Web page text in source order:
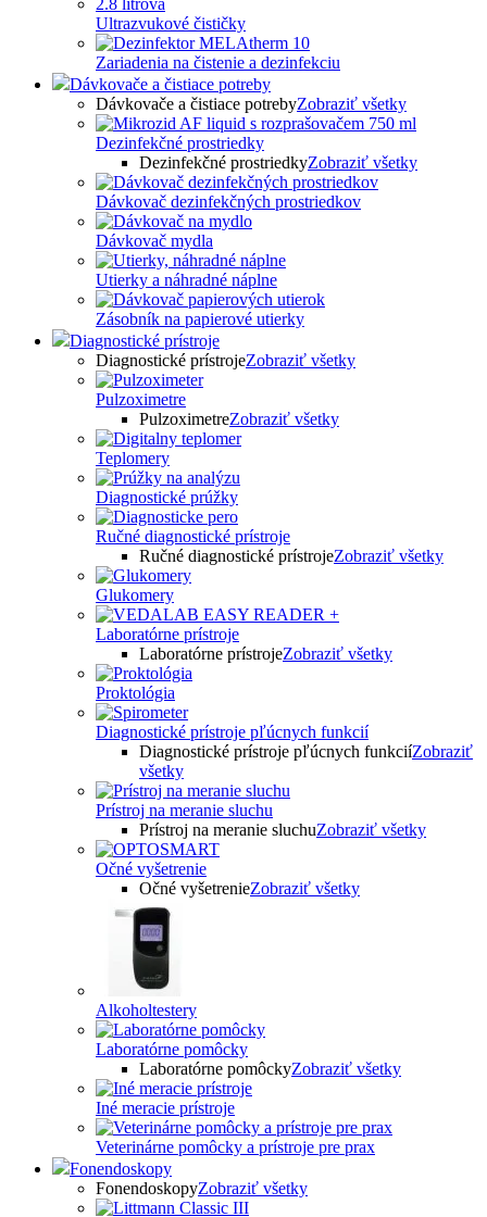
Ultrazvukové čističky
Zariadenia na čistenie a dezinfekciu
Dávkovače a čistiace potreby
Dávkovače a čistiace potrebyZobraziť všetky
Dezinfekčné prostriedky
Dezinfekčné prostriedkyZobraziť všetky
Dávkovač dezinfekčných prostriedkov
Dávkovač mydla
Utierky a náhradné náplne
Zásobník na papierové utierky
Diagnostické prístroje
Diagnostické prístrojeZobraziť všetky
Pulzoximetre
PulzoximetreZobraziť všetky
Teplomery
Diagnostické prúžky
Ručné diagnostické prístroje
Ručné diagnostické prístrojeZobraziť všetky
Glukomery
Laboratórne prístroje
Laboratórne prístrojeZobraziť všetky
Proktológia
Diagnostické prístroje pľúcnych funkcií
Diagnostické prístroje pľúcnych funkciíZobraziť
všetky
Prístroj na meranie sluchu
Prístroj na meranie sluchuZobraziť všetky
Očné vyšetrenie
Očné vyšetrenieZobraziť všetky
Alkoholtestery
Laboratórne pomôcky
Laboratórne pomôckyZobraziť všetky
Iné meracie prístroje
Veterinárne pomôcky a prístroje pre prax
Fonendoskopy
FonendoskopyZobraziť všetky